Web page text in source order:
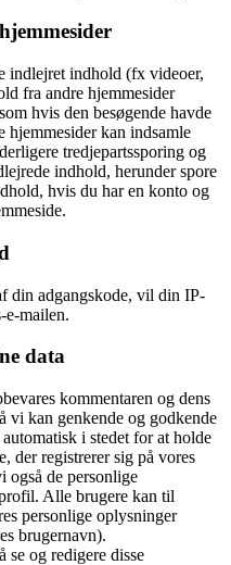
indlejret indhold (fx videoer,
fra andre hjemmesider
hvis den besøgende havde
hjemmesider kan indsamle
tredjepartssporing og
indhold, herunder spore
hvis du har en konto og
din adgangskode, vil din IP-
e-mailen.
data
kommentaren og dens
vi kan genkende og godkende
i stedet for at holde
der registrerer sig på vores
også de personlige
Alle brugere kan til
personlige oplysninger
brugernavn).
se og redigere disse